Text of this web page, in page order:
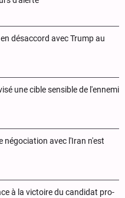
désaccord avec Trump au
une cible sensible de l'ennemi
négociation avec l'Iran n'est
à la victoire du candidat pro-